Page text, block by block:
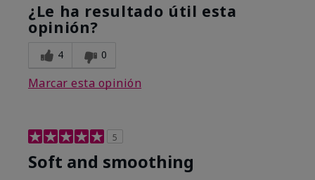
¿Le ha resultado útil esta
opinión?
4 0
Marcar esta opinión
5
Soft and smoothing